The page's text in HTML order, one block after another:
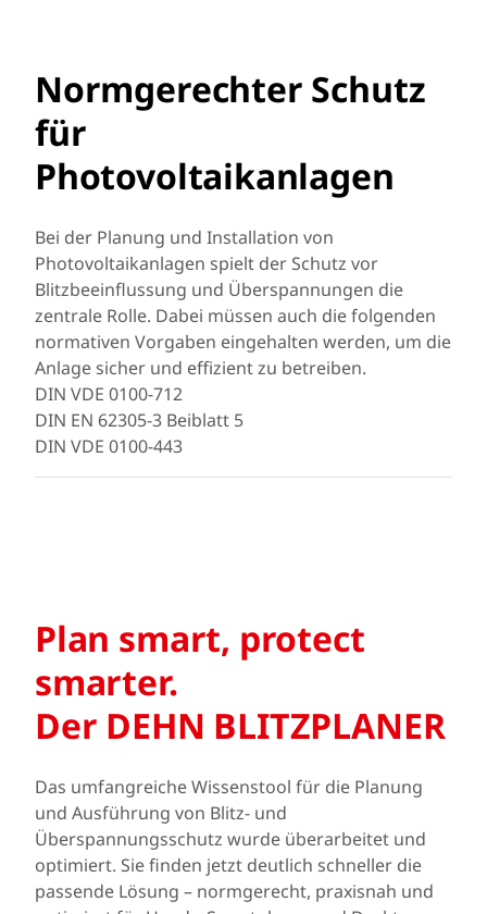
Normgerechter Schutz
für
Photovoltaikanlagen
Bei der Planung und Installation von
Photovoltaikanlagen spielt der Schutz vor
Blitzbeeinflussung und Überspannungen die
zentrale Rolle. Dabei müssen auch die folgenden
normativen Vorgaben eingehalten werden, um die
Anlage sicher und effizient zu betreiben.
DIN VDE 0100-712
DIN EN 62305-3 Beiblatt 5
DIN VDE 0100-443
Plan smart, protect
smarter.
Der DEHN BLITZPLANER
Das umfangreiche Wissenstool für die Planung
und Ausführung von Blitz- und
Überspannungsschutz wurde überarbeitet und
optimiert. Sie finden jetzt deutlich schneller die
passende Lösung – normgerecht, praxisnah und